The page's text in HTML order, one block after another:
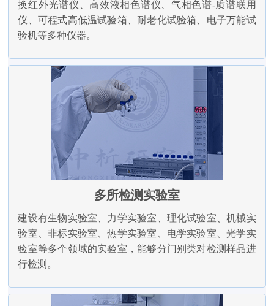
换红外光谱仪、高效液相色谱仪、气相色谱-质谱联用
仪、可程式高低温试验箱、耐老化试验箱、电子万能试
验机等多种仪器。
多所检测实验室
建设有生物实验室、力学实验室、理化试验室、机械实
验室、非标实验室、热学实验室、电学实验室、光学实
验室等多个领域的实验室，能够分门别类对检测样品进
行检测。